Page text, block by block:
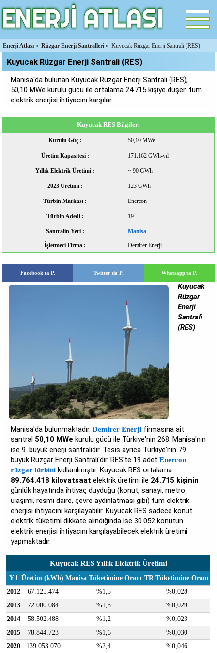
Enerji Atlası » Rüzgar Enerji Santralleri » Kuyucak Rüzgar Enerji Santrali (RES)
Kuyucak Rüzgar Enerji Santrali (RES)
Manisa'da bulunan Kuyucak Rüzgar Enerji Santrali (RES);
50,10 MWe kurulu gücü ile ortalama 24.715 kişiye düşen tüm
elektrik enerjisi ihtiyacını karşılar.
Kuyucak RES Bilgileri
Kurulu Güç : 50,10 MWe
Üretim Kapasitesi : 171.162 GWh-yıl
Yıllık Elektrik Üretimi : ~ 90 GWh
2023 Üretimi : 123 GWh
Türbin Markası : Enercon
Türbin Adedi : 19
Santralin Yeri : Manisa
İşletmeci Firma : Demirer Enerji
Facebook'ta P. Twitter'da P. Whatsapp'ta P.
Kuyucak
Rüzgar
Enerji
Santrali
(RES)
Manisa'da bulunmaktadır.Demirer Enerji firmasına ait
santral 50,10 MWe kurulu gücü ile Türkiye'nin 268. Manisa'nın
ise 9. büyük enerji santralidir. Tesis ayrıca Türkiye'nin 79.
büyük Rüzgar Enerji Santrali'dir. RES'te 19 adetEnercon
rüzgar türbini kullanılmıştır. Kuyucak RES ortalama
89.764.418 kilovatsaat elektrik üretimi ile 24.715 kişinin
günlük hayatında ihtiyaç duyduğu (konut, sanayi, metro
ulaşımı, resmi daire, çevre aydınlatması gibi) tüm elektrik
enerjisi ihtiyacını karşılayabilir. Kuyucak RES sadece konut
elektrik tüketimi dikkate alındığında ise 30.052 konutun
elektrik enerjisi ihtiyacını karşılayabilecek elektrik üretimi
yapmaktadır.
Kuyucak RES Yıllık Elektrik Üretimi
Yıl Üretim (kWh) Manisa Tüketimine Oranı TR Tüketimine Oranı
2012
67.125.474 %1,5
%0,028
2013
72.000.084 %1,5
%0,029
2014
58.502.488 %1,2
%0,023
2015
78.844.723 %1,6
%0,030
2020
139.053.070 %2,4
%0,046